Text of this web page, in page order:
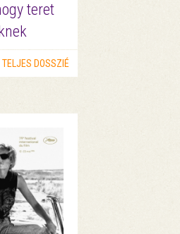
teret
TELJES DOSSZIÉ